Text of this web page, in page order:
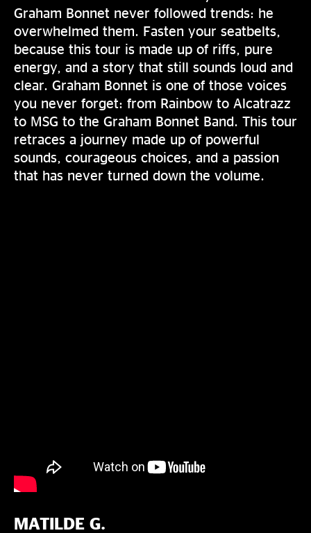
Graham Bonnet never followed trends: he
overwhelmed them. Fasten your seatbelts,
because this tour is made up of riffs, pure
energy, and a story that still sounds loud and
clear. Graham Bonnet is one of those voices
you never forget: from Rainbow to Alcatrazz
to MSG to the Graham Bonnet Band. This tour
retraces a journey made up of powerful
sounds, courageous choices, and a passion
that has never turned down the volume.
MATILDE G.